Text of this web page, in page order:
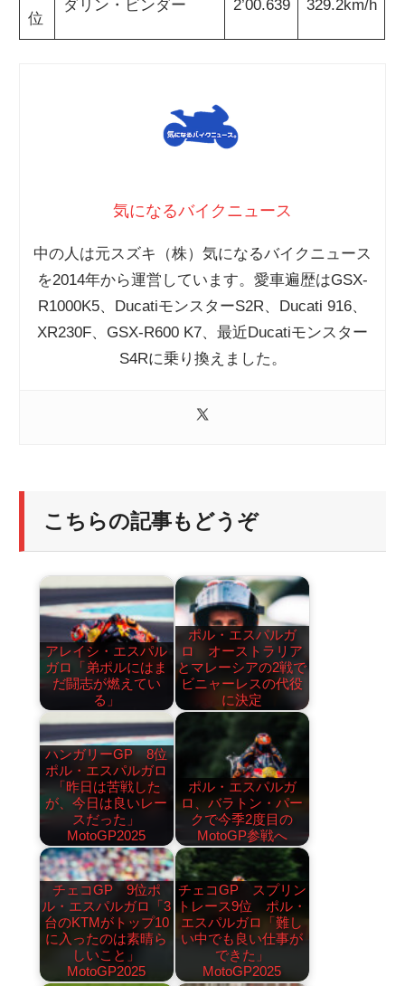
位
ダリン・ビンダー 2’00.639 329.2km/h
気になるバイクニュース
中の人は元スズキ（株）気になるバイクニュース
を2014年から運営しています。愛車遍歴はGSX-
R1000K5、DucatiモンスターS2R、Ducati 916、
XR230F、GSX-R600 K7、最近Ducatiモンスター
S4Rに乗り換えました。
こちらの記事もどうぞ
アレイシ・エスパル
ガロ「弟ポルにはま
だ闘志が燃えてい
る」
ポル・エスパルガ
ロ オーストラリア
とマレーシアの2戦で
ビニャーレスの代役
に決定
ハンガリーGP 8位
ポル・エスパルガロ
「昨日は苦戦した
が、今日は良いレー
スだった」
MotoGP2025
ポル・エスパルガ
ロ、バラトン・パー
クで今季2度目の
MotoGP参戦へ
チェコGP 9位ポ
ル・エスパルガロ「3
台のKTMがトップ10
に入ったのは素晴ら
しいこと」
MotoGP2025
チェコGP スプリン
トレース9位 ポル・
エスパルガロ「難し
い中でも良い仕事が
できた」
MotoGP2025